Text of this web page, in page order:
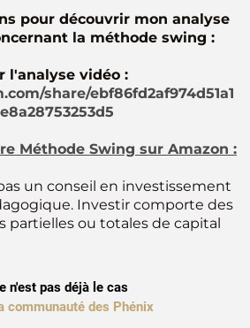
pour découvrir mon analyse
la méthode swing :
l'analyse vidéo :
share/ebf86fd2af974d51a1
Méthode Swing sur Amazon :
un conseil en investissement
Investir comporte des
partielles ou totales de capital
n'est pas déjà le cas
communauté des Phénix